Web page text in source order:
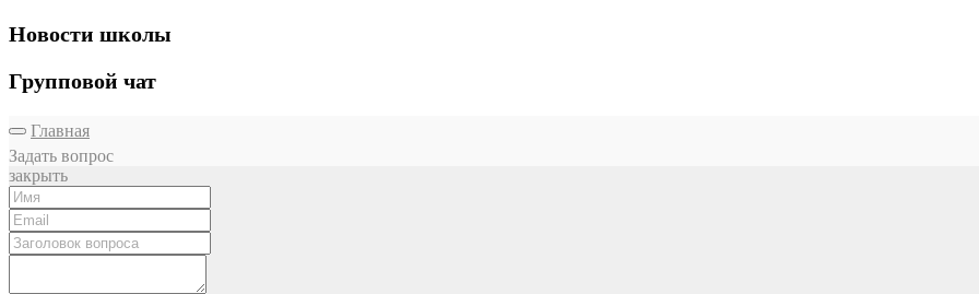
Новости школы
Групповой чат
Главная
Задать вопрос
закрыть